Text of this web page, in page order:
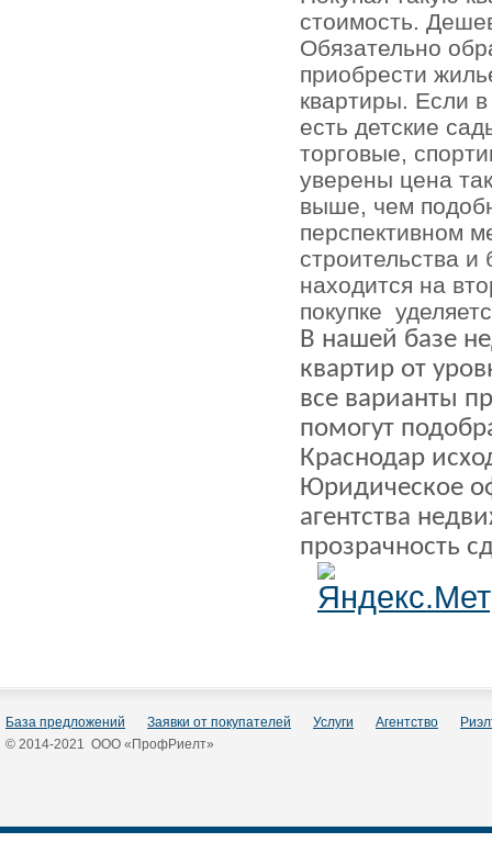
стоимость.
Обязательно
приобрести
квартиры. Если
есть детские
торговые,
уверены цена
выше, чем
перспективном
строительства
находится на
покупке
В нашей базе
квартир от
все варианты
помогут
Краснодар
Юридическое
агентства
прозрачность
База предложений Заявки от покупателей Услуги Агентство
© 2014-2021 ООО «ПрофРиелт»